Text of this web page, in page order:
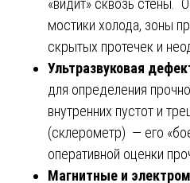
«видит» сквозь стены.
мостики холода, зоны
скрытых протечек и
Ультразвуковая
для определения
внутренних пустот и
(склерометр) — его
оперативной оценки
Магнитные и